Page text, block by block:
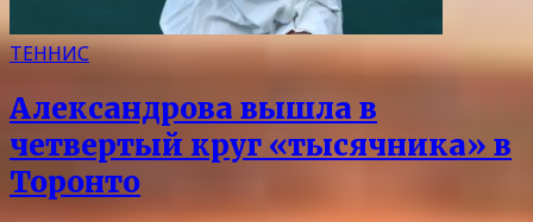
ТЕННИС
Александрова вышла в
четвертый круг «тысячника» в
Торонто